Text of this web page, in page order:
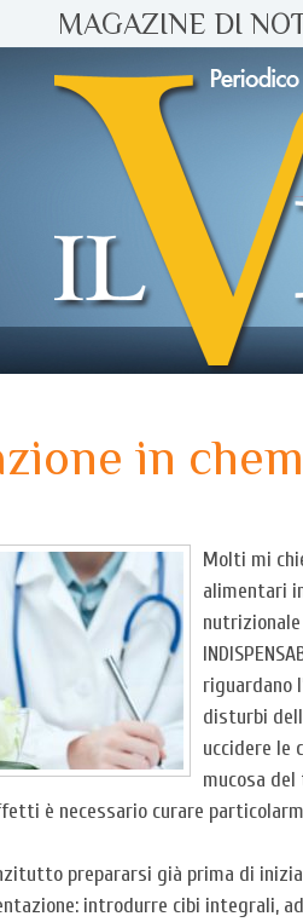
MAGAZINE DI
in
Molti mi
alimentari
riguardano
disturbi
uccidere le
mucosa
è necessario curare
prepararsi già prima di
introdurre cibi integrali,